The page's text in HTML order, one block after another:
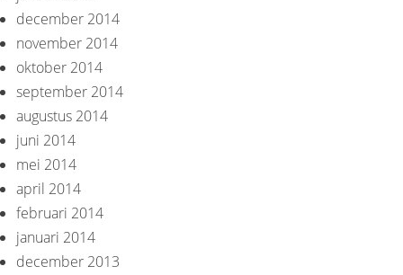
december 2014
november 2014
oktober 2014
september 2014
augustus 2014
juni 2014
mei 2014
april 2014
februari 2014
januari 2014
december 2013